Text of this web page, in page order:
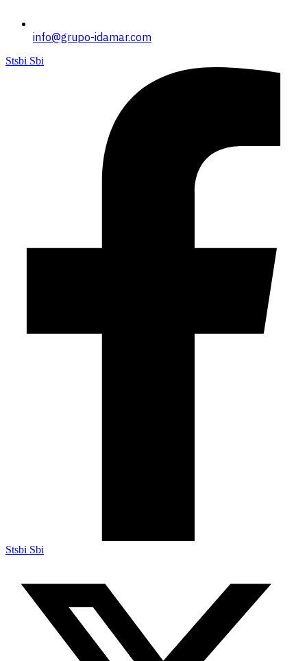
info@grupo-idamar.com
Stsbi Sbi
Stsbi Sbi